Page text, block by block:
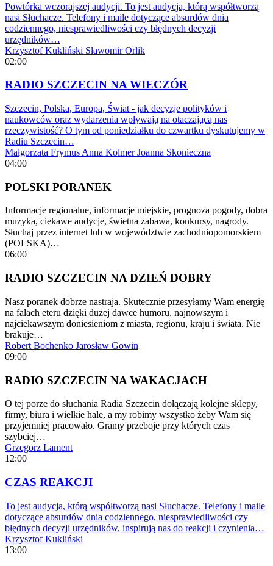
Powtórka wczorajszej audycji. To jest audycja, którą współtworzą
nasi Słuchacze. Telefony i maile dotyczące absurdów dnia
codziennego, niesprawiedliwości czy błędnych decyzji
urzędników…
Krzysztof Kukliński Sławomir Orlik
02:00
RADIO SZCZECIN NA WIECZÓR
Szczecin, Polska, Europa, Świat - jak decyzje polityków i
naukowców oraz wydarzenia wpływają na otaczającą nas
rzeczywistość? O tym od poniedziałku do czwartku dyskutujemy w
Radiu Szczecin…
Małgorzata Frymus Anna Kolmer Joanna Skonieczna
04:00
POLSKI PORANEK
Informacje regionalne, informacje miejskie, prognoza pogody, dobra
muzyka, ciekawe audycje, świetna zabawa, konkursy, nagrody.
Słuchaj przez internet lub w województwie zachodniopomorskiem
(POLSKA)…
06:00
RADIO SZCZECIN NA DZIEŃ DOBRY
Nasz poranek dobrze nastraja. Skutecznie przesyłamy Wam energię
na falach eteru dzięki dużej dawce humoru, najnowszym i
najciekawszym doniesieniom z miasta, regionu, kraju i świata. Nie
brakuje…
Robert Bochenko Jarosław Gowin
09:00
RADIO SZCZECIN NA WAKACJACH
O tej porze do słuchania Radia Szczecin dołączają kolejne sklepy,
firmy, biura i wielkie hale, a my robimy wszystko żeby Wam się
przyjemniej pracowało. Gramy przeboje przy których czas
szybciej…
Grzegorz Lament
12:00
CZAS REAKCJI
To jest audycja, którą współtworzą nasi Słuchacze. Telefony i maile
dotyczące absurdów dnia codziennego, niesprawiedliwości czy
błędnych decyzji urzędników, inspirują nas do reakcji i czynienia…
Krzysztof Kukliński
13:00